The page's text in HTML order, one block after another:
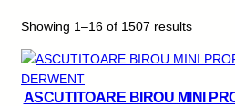
Showing 1–16 of 1507 results
ASCUTITOARE BIROU MINI